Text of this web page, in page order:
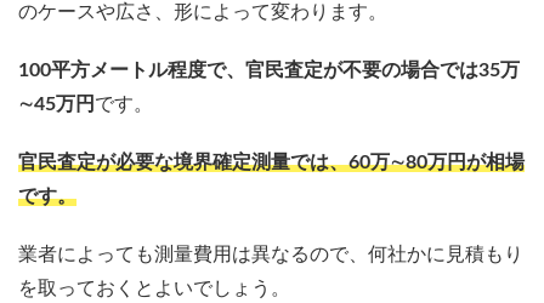
のケースや広さ、形によって変わります。
100平方メートル程度で、官民査定が不要の場合では35万
∼45万円 です。
官民査定が必要な境界確定測量では、60万∼80万円が相場
です。
業者によっても測量費用は異なるので、何社かに見積もり
を取っておくとよいでしょう。